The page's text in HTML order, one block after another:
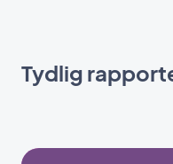
Tydlig